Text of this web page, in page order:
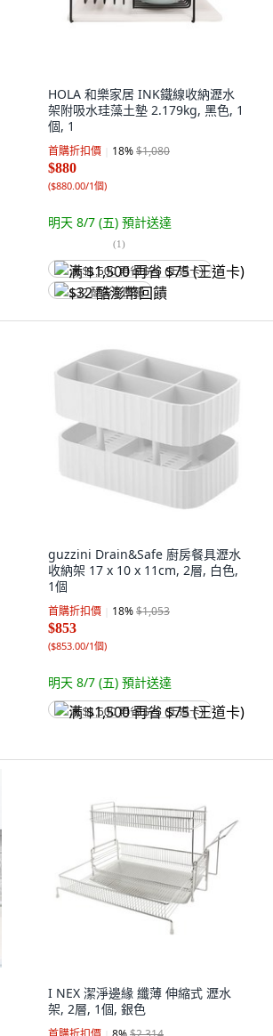
HOLA 和樂家居 INK鐵線收納瀝水
架附吸水珪藻土墊 2.179kg, 黑色, 1
個, 1
首購折扣價 18%$1,080
$880
($880.00/1個)
明天 8/7 (五) 預計送達
(1)
满 $1,500 再省 $75 (王道卡)
$32 酷澎幣回饋
guzzini Drain&Safe 廚房餐具瀝水
收納架 17 x 10 x 11cm, 2層, 白色,
1個
首購折扣價 18%$1,053
$853
($853.00/1個)
明天 8/7 (五) 預計送達
满 $1,500 再省 $75 (王道卡)
I NEX 潔淨邊緣 纖薄 伸縮式 瀝水
架, 2層, 1個, 銀色